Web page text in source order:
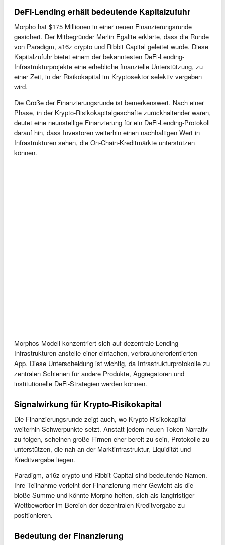
DeFi-Lending erhält bedeutende Kapitalzufuhr
Morpho hat $175 Millionen in einer neuen Finanzierungsrunde
gesichert. Der Mitbegründer Merlin Egalite erklärte, dass die Runde
von Paradigm, a16z crypto und Ribbit Capital geleitet wurde. Diese
Kapitalzufuhr bietet einem der bekanntesten DeFi-Lending-
Infrastrukturprojekte eine erhebliche finanzielle Unterstützung, zu
einer Zeit, in der Risikokapital im Kryptosektor selektiv vergeben
wird.
Die Größe der Finanzierungsrunde ist bemerkenswert. Nach einer
Phase, in der Krypto-Risikokapitalgeschäfte zurückhaltender waren,
deutet eine neunstellige Finanzierung für ein DeFi-Lending-Protokoll
darauf hin, dass Investoren weiterhin einen nachhaltigen Wert in
Infrastrukturen sehen, die On-Chain-Kreditmärkte unterstützen
können.
Morphos Modell konzentriert sich auf dezentrale Lending-
Infrastrukturen anstelle einer einfachen, verbraucherorientierten
App. Diese Unterscheidung ist wichtig, da Infrastrukturprotokolle zu
zentralen Schienen für andere Produkte, Aggregatoren und
institutionelle DeFi-Strategien werden können.
Signalwirkung für Krypto-Risikokapital
Die Finanzierungsrunde zeigt auch, wo Krypto-Risikokapital
weiterhin Schwerpunkte setzt. Anstatt jedem neuen Token-Narrativ
zu folgen, scheinen große Firmen eher bereit zu sein, Protokolle zu
unterstützen, die nah an der Marktinfrastruktur, Liquidität und
Kreditvergabe liegen.
Paradigm, a16z crypto und Ribbit Capital sind bedeutende Namen.
Ihre Teilnahme verleiht der Finanzierung mehr Gewicht als die
bloße Summe und könnte Morpho helfen, sich als langfristiger
Wettbewerber im Bereich der dezentralen Kreditvergabe zu
positionieren.
Bedeutung der Finanzierung